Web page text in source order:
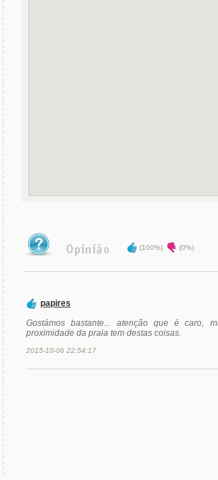
(100%) (0%)
papires
Gostámos bastante... atenção que é caro,
proximidade da praia tem destas coisas.
2015-10-06 22:54:17